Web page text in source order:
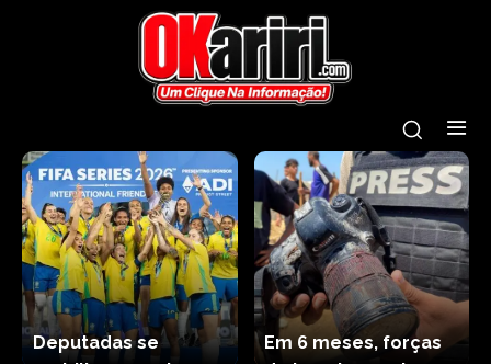
Deputadas se
Em 6 meses, forças